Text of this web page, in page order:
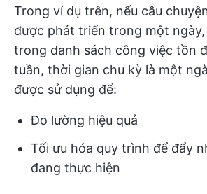
Trong ví dụ trên, nếu câu
được phát triển trong một ngày,
trong danh sách công việc tồn
tuần, thời gian chu kỳ là một
được sử dụng để:
Đo lường hiệu quả
Tối ưu hóa quy trình để đẩy
đang thực hiện